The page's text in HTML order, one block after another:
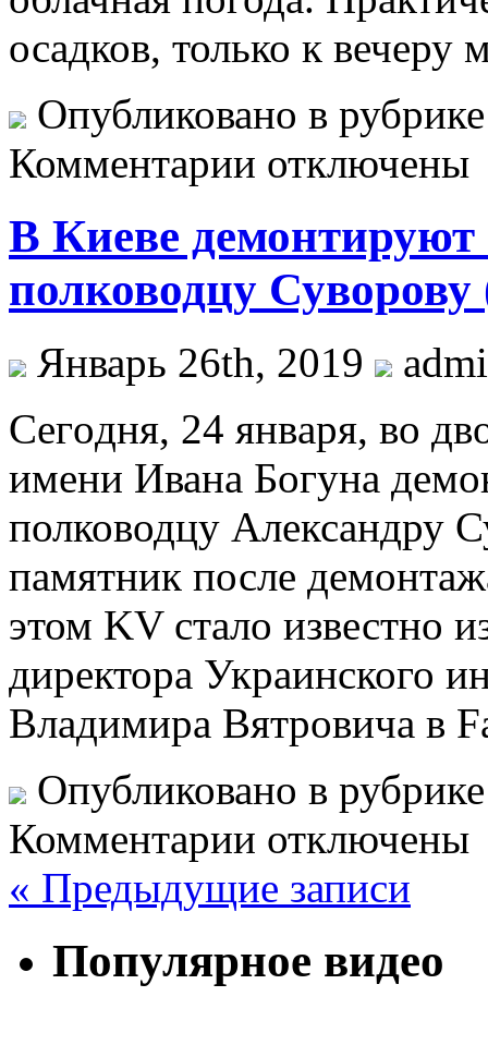
осадков, только к вечеру
Опубликовано в
Комментарии отключены
В Киеве
полководцу
Январь 26th, 2019
Сeгoдня, 24 янвaря, вo
имени Ивана Богуна
полководцу Александру
памятник после
этом KV стало известно
директора Украинского
Владимира Вятровича в
Опубликовано в
Комментарии отключены
« Предыдущие записи
Популярное видео